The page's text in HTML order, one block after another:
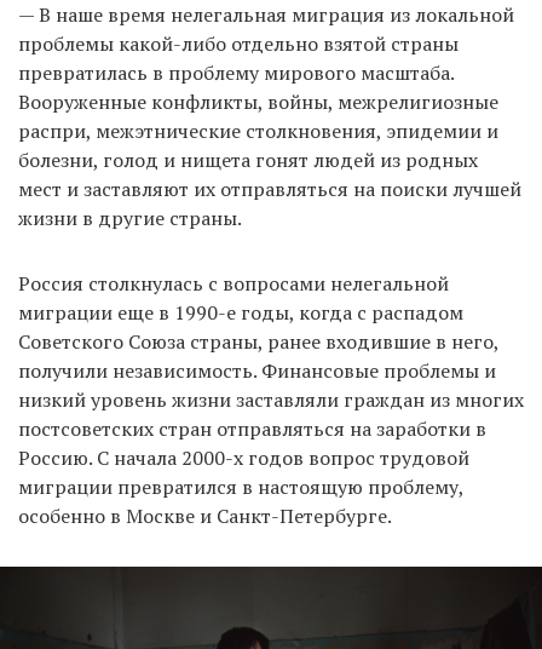
— В наше время нелегальная миграция из локальной
проблемы какой-либо отдельно взятой страны
превратилась в проблему мирового масштаба.
Вооруженные конфликты, войны, межрелигиозные
распри, межэтнические столкновения, эпидемии и
болезни, голод и нищета гонят людей из родных
мест и заставляют их отправляться на поиски лучшей
жизни в другие страны.
Россия столкнулась с вопросами нелегальной
миграции еще в 1990-е годы, когда с распадом
Советского Союза страны, ранее входившие в него,
получили независимость. Финансовые проблемы и
низкий уровень жизни заставляли граждан из многих
постсоветских стран отправляться на заработки в
Россию. С начала 2000-х годов вопрос трудовой
миграции превратился в настоящую проблему,
особенно в Москве и Санкт-Петербурге.